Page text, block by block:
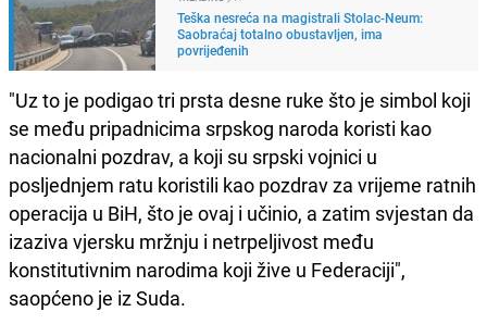
Teška nesreća na magistrali Stolac-Neum:
Saobraćaj totalno obustavljen, ima
povrijeđenih
"Uz to je podigao tri prsta desne ruke što je simbol koji
se među pripadnicima srpskog naroda koristi kao
nacionalni pozdrav, a koji su srpski vojnici u
posljednjem ratu koristili kao pozdrav za vrijeme ratnih
operacija u BiH, što je ovaj i učinio, a zatim svjestan da
izaziva vjersku mržnju i netrpeljivost među
konstitutivnim narodima koji žive u Federaciji",
saopćeno je iz Suda.